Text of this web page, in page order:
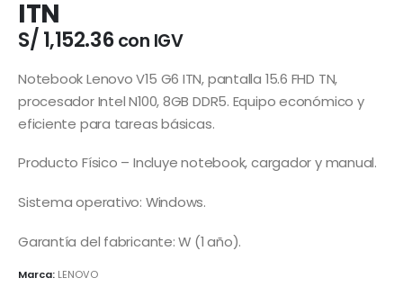
ITN
S/ 1,152.36 con IGV
Notebook Lenovo V15 G6 ITN, pantalla 15.6 FHD TN,
procesador Intel N100, 8GB DDR5. Equipo económico y
eficiente para tareas básicas.
Producto Físico – Incluye notebook, cargador y manual.
Sistema operativo: Windows.
Garantía del fabricante: W (1 año).
Marca: LENOVO